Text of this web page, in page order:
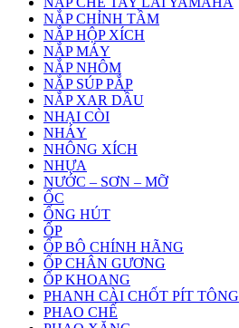
NẮP CHỈNH TẦM
NẮP HỘP XÍCH
NẮP MÁY
NẮP NHÔM
NẮP SÚP PẮP
NẮP XAR DẦU
NHẠI CÒI
NHÁY
NHÔNG XÍCH
NHỰA
NƯỚC – SƠN – MỠ
ỐC
ỐNG HÚT
ỐP
ỐP BÔ CHÍNH HÃNG
ỐP CHÂN GƯƠNG
ỐP KHOANG
PHANH CÀI CHỐT PÍT TÔNG
PHAO CHẾ